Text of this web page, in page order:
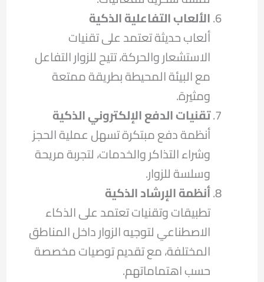
الألعاب التفاعلية الذكية
ألعاب حديثة تعتمد على تقنيات
الاستشعار والحركة، تتيح للزوار التفاعل
مع البيئة المحيطة بطريقة ممتعة
ومثيرة.
تقنيات الدفع الإلكتروني الذكية
أنظمة دفع مبتكرة تسهل عملية الحجز
وشراء التذاكر والخدمات، لتجربة مريحة
وسلسة للزوار.
أنظمة الإرشاد الذكية
تطبيقات وتقنيات تعتمد على الذكاء
الاصطناعي لتوجيه الزوار داخل المناطق
المختلفة، مع تقديم توصيات مخصصة
حسب اهتماماتهم.